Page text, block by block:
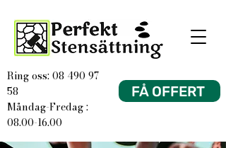
FÅ OFFERT
Ring oss: 08 490 97
58
Måndag-Fredag :
08.00-16.00